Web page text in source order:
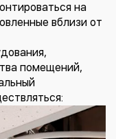
на
вблизи от
помещений,